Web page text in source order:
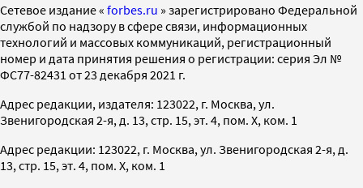
Cетевое издание « forbes.ru » зарегистрировано Федеральной
службой по надзору в сфере связи, информационных
технологий и массовых коммуникаций, регистрационный
номер и дата принятия решения о регистрации: серия Эл №
ФС77-82431 от 23 декабря 2021 г.
Адрес редакции, издателя: 123022, г. Москва, ул.
Звенигородская 2-я, д. 13, стр. 15, эт. 4, пом. X, ком. 1
Адрес редакции: 123022, г. Москва, ул. Звенигородская 2-я, д.
13, стр. 15, эт. 4, пом. X, ком. 1